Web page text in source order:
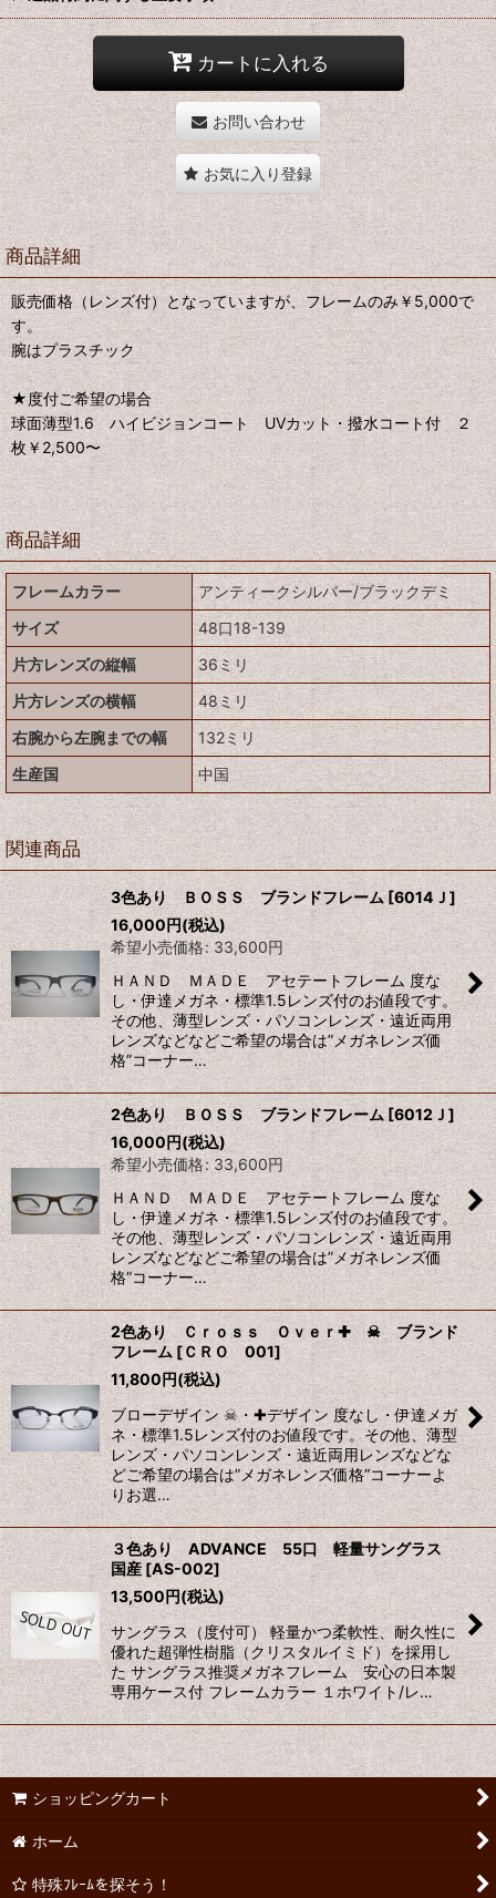
カートに入れる
お問い合わせ
お気に入り登録
商品詳細
販売価格（レンズ付）となっていますが、フレームのみ￥5,000で
す。
腕はプラスチック
★度付ご希望の場合
球面薄型1.6 ハイビジョンコート UVカット・撥水コート付 ２
枚￥2,500〜
商品詳細
フレームカラー
アンティークシルバー/ブラックデミ
サイズ
48口18-139
片方レンズの縦幅
36ミリ
片方レンズの横幅
48ミリ
右腕から左腕までの幅
132ミリ
生産国
中国
関連商品
3色あり ＢＯＳＳ ブランドフレーム [6014Ｊ]
16,000円(税込)
希望小売価格: 33,600円
ＨＡＮＤ ＭＡＤＥ アセテートフレーム 度な
し・伊達メガネ・標準1.5レンズ付のお値段です。
その他、薄型レンズ・パソコンレンズ・遠近両用
レンズなどなどご希望の場合は”メガネレンズ価
格”コーナー…
2色あり ＢＯＳＳ ブランドフレーム [6012Ｊ ]
16,000円(税込)
希望小売価格: 33,600円
ＨＡＮＤ ＭＡＤＥ アセテートフレーム 度な
し・伊達メガネ・標準1.5レンズ付のお値段です。
その他、薄型レンズ・パソコンレンズ・遠近両用
レンズなどなどご希望の場合は”メガネレンズ価
格”コーナー…
2色あり Ｃｒｏｓｓ Ｏｖｅｒ✚ ☠ ブランド
フレーム [ＣＲＯ 001]
11,800円(税込)
ブローデザイン ☠・✚デザイン 度なし・伊達メガ
ネ・標準1.5レンズ付のお値段です。その他、薄型
レンズ・パソコンレンズ・遠近両用レンズなどな
どご希望の場合は”メガネレンズ価格”コーナーよ
りお選…
３色あり ADVANCE 55口 軽量サングラス
国産 [AS-002]
13,500円(税込)
サングラス（度付可） 軽量かつ柔軟性、耐久性に
優れた超弾性樹脂（クリスタルイミド）を採用し
た サングラス推奨メガネフレーム 安心の日本製
専用ケース付 フレームカラー １ホワイト/レ…
ショッピングカート
ホーム
特殊ﾌﾚｰﾑを探そう！